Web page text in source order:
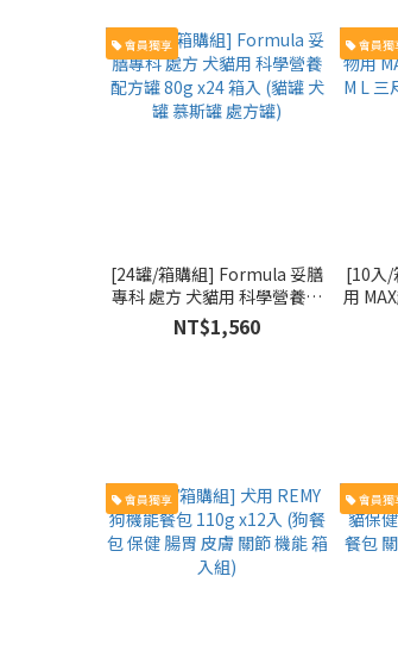
會員獨享
[24罐/箱購組] Formula 妥膳
專科 處方 犬貓用 科學營養配
方罐 80g x24 箱入 (貓罐 犬罐
慕斯罐 處方罐)
NT$1,560
會員獨
[10入/
用
L 三
會員獨享 會員獨